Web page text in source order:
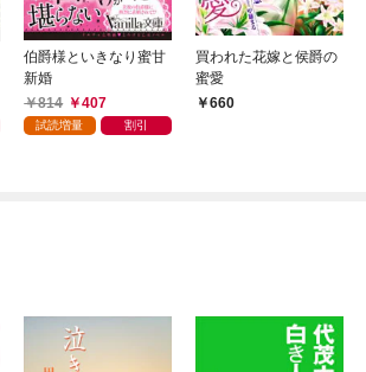
伯爵様といきなり蜜甘
新婚
814
407
試読増量 割引
買われた花嫁と侯爵の
蜜愛
660